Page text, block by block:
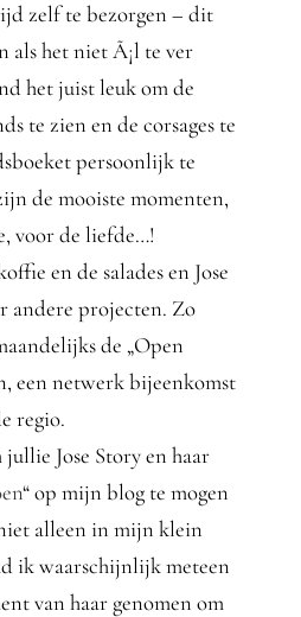
zelf te bezorgen – dit
als het niet Ã¡l te ver
het juist leuk om de
te zien en de corsages te
persoonlijk te
de mooiste momenten,
voor de liefde…!
en de salades en Jose
andere projecten. Zo
de „Open
een netwerk bijeenkomst
regio.
Jose Story en haar
“ op mijn blog te mogen
alleen in mijn klein
ik waarschijnlijk meteen
van haar genomen om